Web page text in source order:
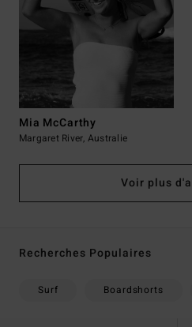
Mia McCarthy
Margaret River, Australie
Voir plus
Recherches Populaires
Surf Boardshorts